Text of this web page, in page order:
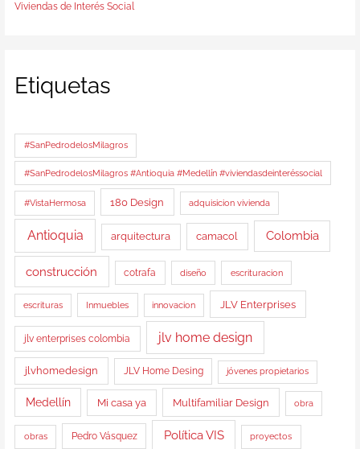
Viviendas de Interés Social
Etiquetas
#SanPedrodelosMilagros
#SanPedrodelosMilagros #Antioquia #Medellín #viviendasdeinteréssocial
#VistaHermosa 180 Design adquisicion vivienda
Antioquia arquitectura camacol Colombia
construcción cotrafa diseño escrituracion
escrituras Inmuebles innovacion JLV Enterprises
jlv enterprises colombia jlv home design
jlvhomedesign JLV Home Desing jóvenes propietarios
Medellín Mi casa ya Multifamiliar Design obra
obras Pedro Vásquez Política VIS proyectos